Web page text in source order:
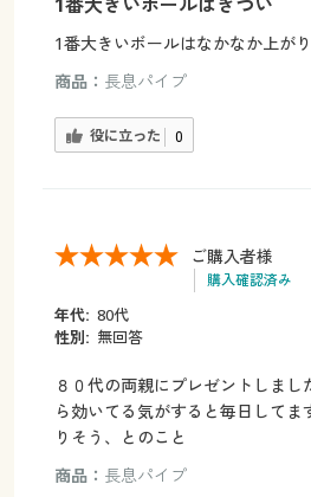
1番大きいボールはなかなか上がり
商品： 長息パイプ
役に立った 0
ご購入者様
購入確認済み
年代: 80代
性別: 無回答
８０代の両親にプレゼントしま
ら効いてる気がすると毎日してま
りそう、とのこと
商品： 長息パイプ